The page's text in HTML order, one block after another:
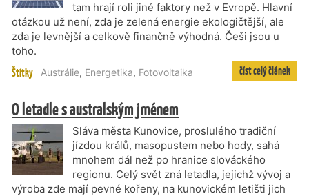
tam hrají roli jiné faktory než v Evropě. Hlavní
otázkou už není, zda je zelená energie ekologičtější, ale
zda je levnější a celkově finančně výhodná. Češi jsou u
toho.
Štítky Austrálie, Energetika, Fotovoltaika číst celý článek
O letadle s australským jménem
Sláva města Kunovice, proslulého tradiční
jízdou králů, masopustem nebo hody, sahá
mnohem dál než po hranice slováckého
regionu. Celý svět zná letadla, jejichž vývoj a
výroba zde mají pevné kořeny, na kunovickém letišti jich